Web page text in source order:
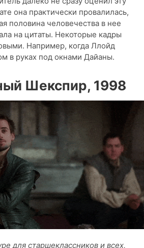
она практически провалилась,
половина человечества в нее
на цитаты. Некоторые кадры
Например, когда Ллойд
в руках под окнами Дайаны.
Шекспир, 1998
для старшеклассников и всех,